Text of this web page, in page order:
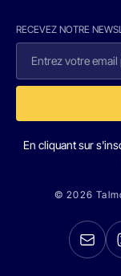
RECEVEZ NOTRE
En cliquant sur
© 2026